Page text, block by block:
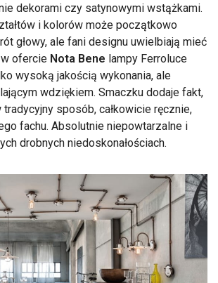
dekorami czy satynowymi wstążkami.
i kolorów może początkowo
głowy, ale fani designu uwielbiają mieć
ofercie Nota Bene lampy Ferroluce
wysoką jakością wykonania, ale
wdziękiem. Smaczku dodaje fakt,
sposób, całkowicie ręcznie,
fachu. Absolutnie niepowtarzalne i
drobnych niedoskonałościach.